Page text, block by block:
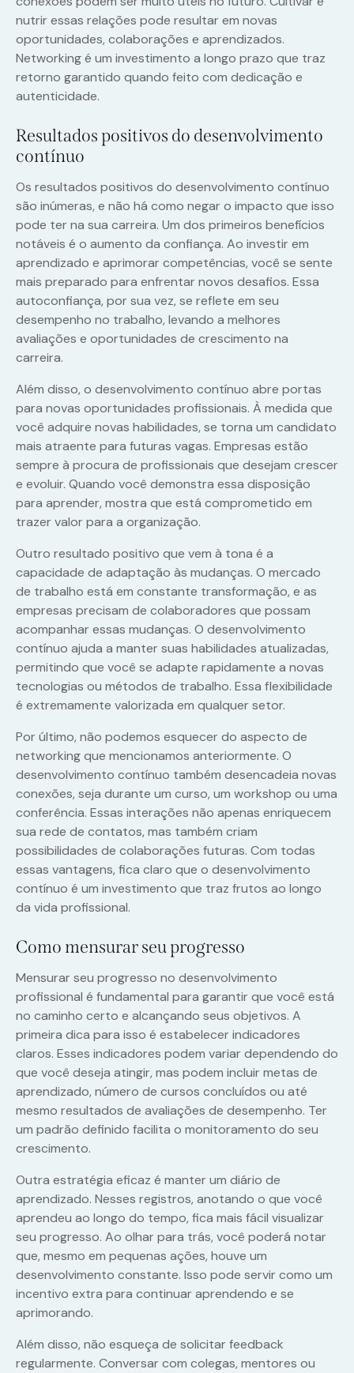
nutrir essas relações pode resultar em novas
oportunidades, colaborações e aprendizados.
Networking é um investimento a longo prazo que traz
retorno garantido quando feito com dedicação e
autenticidade.
Resultados positivos do desenvolvimento
contínuo
Os resultados positivos do desenvolvimento contínuo
são inúmeras, e não há como negar o impacto que isso
pode ter na sua carreira. Um dos primeiros benefícios
notáveis é o aumento da confiança. Ao investir em
aprendizado e aprimorar competências, você se sente
mais preparado para enfrentar novos desafios. Essa
autoconfiança, por sua vez, se reflete em seu
desempenho no trabalho, levando a melhores
avaliações e oportunidades de crescimento na
carreira.
Além disso, o desenvolvimento contínuo abre portas
para novas oportunidades profissionais. À medida que
você adquire novas habilidades, se torna um candidato
mais atraente para futuras vagas. Empresas estão
sempre à procura de profissionais que desejam crescer
e evoluir. Quando você demonstra essa disposição
para aprender, mostra que está comprometido em
trazer valor para a organização.
Outro resultado positivo que vem à tona é a
capacidade de adaptação às mudanças. O mercado
de trabalho está em constante transformação, e as
empresas precisam de colaboradores que possam
acompanhar essas mudanças. O desenvolvimento
contínuo ajuda a manter suas habilidades atualizadas,
permitindo que você se adapte rapidamente a novas
tecnologias ou métodos de trabalho. Essa flexibilidade
é extremamente valorizada em qualquer setor.
Por último, não podemos esquecer do aspecto de
networking que mencionamos anteriormente. O
desenvolvimento contínuo também desencadeia novas
conexões, seja durante um curso, um workshop ou uma
conferência. Essas interações não apenas enriquecem
sua rede de contatos, mas também criam
possibilidades de colaborações futuras. Com todas
essas vantagens, fica claro que o desenvolvimento
contínuo é um investimento que traz frutos ao longo
da vida profissional.
Como mensurar seu progresso
Mensurar seu progresso no desenvolvimento
profissional é fundamental para garantir que você está
no caminho certo e alcançando seus objetivos. A
primeira dica para isso é estabelecer indicadores
claros. Esses indicadores podem variar dependendo do
que você deseja atingir, mas podem incluir metas de
aprendizado, número de cursos concluídos ou até
mesmo resultados de avaliações de desempenho. Ter
um padrão definido facilita o monitoramento do seu
crescimento.
Outra estratégia eficaz é manter um diário de
aprendizado. Nesses registros, anotando o que você
aprendeu ao longo do tempo, fica mais fácil visualizar
seu progresso. Ao olhar para trás, você poderá notar
que, mesmo em pequenas ações, houve um
desenvolvimento constante. Isso pode servir como um
incentivo extra para continuar aprendendo e se
aprimorando.
Além disso, não esqueça de solicitar feedback
regularmente. Conversar com colegas, mentores ou